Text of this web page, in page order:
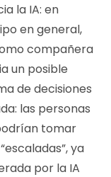
la IA: en
en general,
compañera
un posible
de decisiones
las personas
tomar
ya
por la IA